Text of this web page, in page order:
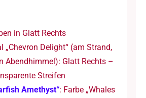
in Glatt Rechts
„Chevron Delight“ (am Strand,
Abendhimmel): Glatt Rechts –
Streifen
Amethyst“: Farbe „Whales